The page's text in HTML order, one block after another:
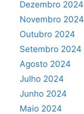
Dezembro 2024
Novembro 2024
Outubro 2024
Setembro 2024
Agosto 2024
Julho 2024
Junho 2024
Maio 2024